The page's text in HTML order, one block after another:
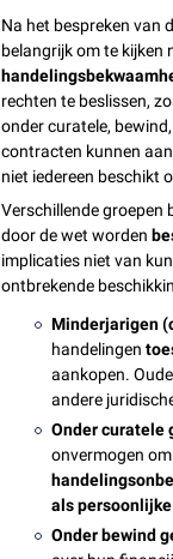
Na het bespreken van
belangrijk om te
rechten te beslissen,
onder curatele,
contracten kunnen
niet iedereen beschikt
Verschillende groepen
door de wet worden
implicaties niet van
ontbrekende
Minderjarigen
handelingen
aankopen.
andere
Onder curatele
onvermogen
als
Onder bewind